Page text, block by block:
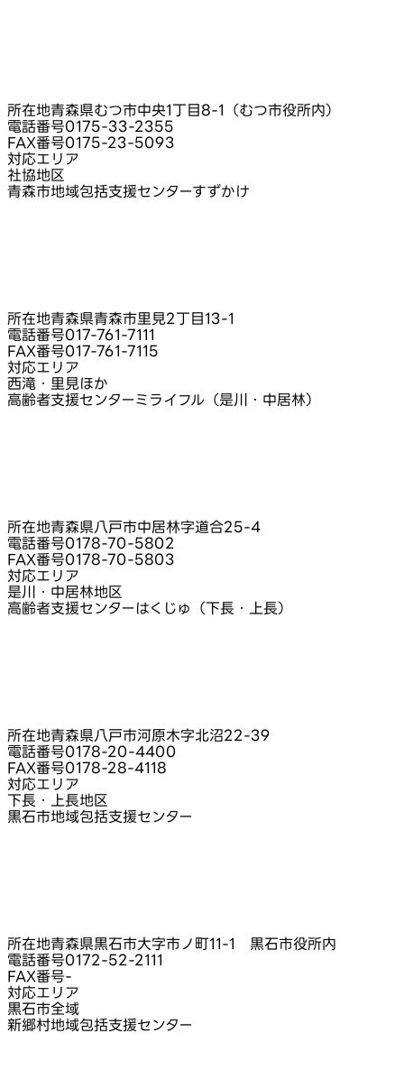
所在地青森県むつ市中央1丁目8-1（むつ市役所内）
電話番号0175-33-2355
FAX番号0175-23-5093
対応エリア
社協地区
青森市地域包括支援センターすずかけ
所在地青森県青森市里見2丁目13-1
電話番号017-761-7111
FAX番号017-761-7115
対応エリア
西滝・里見ほか
高齢者支援センターミライフル（是川・中居林）
所在地青森県八戸市中居林字道合25‑4
電話番号0178-70-5802
FAX番号0178-70-5803
対応エリア
是川・中居林地区
高齢者支援センターはくじゅ（下長・上長）
所在地青森県八戸市河原木字北沼22‑39
電話番号0178-20-4400
FAX番号0178-28-4118
対応エリア
下長・上長地区
黒石市地域包括支援センター
所在地青森県黒石市大字市ノ町11-1 黒石市役所内
電話番号0172-52-2111
FAX番号-
対応エリア
黒石市全域
新郷村地域包括支援センター